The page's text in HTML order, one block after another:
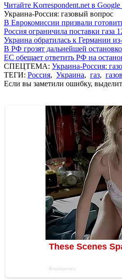
Читайте Korrespondent.net в
Украина-Россия: газовый вопрос
В Еврокомиссии призвали
Россия ограничила поставки газа
Украина обратилась к Германии
В РФ грозят дальнейшей
ЕС обещает ответить РФ на
СПЕЦТЕМА: Украина-Россия:
ТЕГИ: Россия, Украина, газ,
Если вы заметили ошибку,